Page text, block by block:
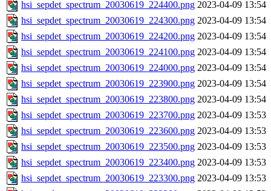
hsi_sepdet_spectrum_20030619_224400.png 2023-04-09 13:54
hsi_sepdet_spectrum_20030619_224300.png 2023-04-09 13:54
hsi_sepdet_spectrum_20030619_224200.png 2023-04-09 13:54
hsi_sepdet_spectrum_20030619_224100.png 2023-04-09 13:54
hsi_sepdet_spectrum_20030619_224000.png 2023-04-09 13:54
hsi_sepdet_spectrum_20030619_223900.png 2023-04-09 13:54
hsi_sepdet_spectrum_20030619_223800.png 2023-04-09 13:54
hsi_sepdet_spectrum_20030619_223700.png 2023-04-09 13:53
hsi_sepdet_spectrum_20030619_223600.png 2023-04-09 13:53
hsi_sepdet_spectrum_20030619_223500.png 2023-04-09 13:53
hsi_sepdet_spectrum_20030619_223400.png 2023-04-09 13:53
hsi_sepdet_spectrum_20030619_223300.png 2023-04-09 13:53